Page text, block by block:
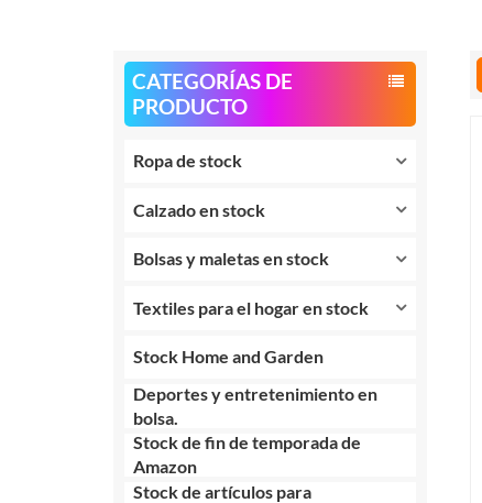
CATEGORÍAS DE
PRODUCTO
Ropa de stock
Calzado en stock
Bolsas y maletas en stock
Textiles para el hogar en stock
Stock Home and Garden
Deportes y entretenimiento en
bolsa.
Stock de fin de temporada de
Amazon
Stock de artículos para